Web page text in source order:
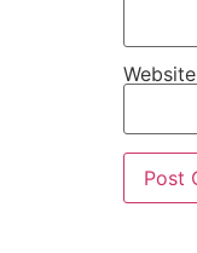
Website